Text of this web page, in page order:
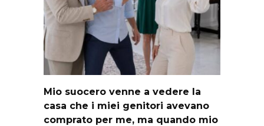
Mio suocero venne a vedere la
casa che i miei genitori avevano
comprato per me, ma quando mio